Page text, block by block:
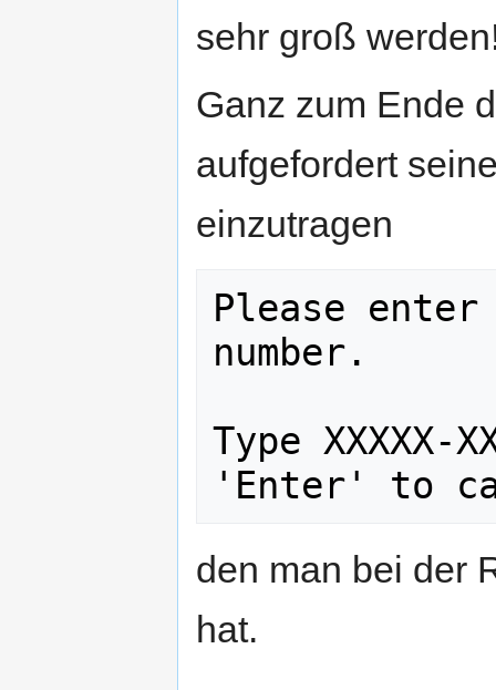
sehr groß
Ganz zum Ende
aufgefordert
einzutragen
Please
number.
Type XXXXX-
'Enter' to
den man bei der
hat.